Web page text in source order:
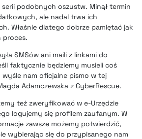
podobnych oszustw. Minął termin
ale nadal trwa ich
Właśnie dlatego dobrze pamiętać jak
proces.
SMSów ani maili z linkami do
faktycznie będziemy musieli coś
wyśle nam oficjalne pismo w tej
Adamczewska z CyberRescue.
też zweryfikować w e-Urzędzie
logujemy się profilem zaufanym. W
zawsze możemy potwierdzić,
wybierając się do przypisanego nam